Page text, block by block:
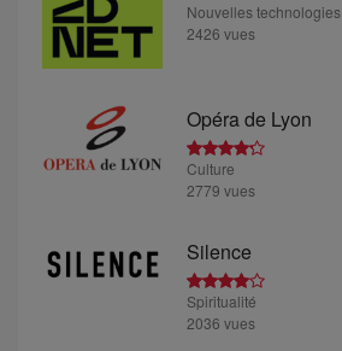
Nouvelles technologies
2426 vues
Opéra de Lyon
Culture
2779 vues
Silence
Spiritualité
2036 vues